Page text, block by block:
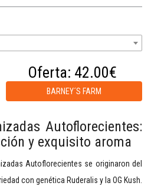
Oferta: 42.00€
BARNEY´S FARM
Autoflorecientes:
y exquisito aroma
Autoflorecientes se originaron del
con genética Ruderalis y la OG Kush.